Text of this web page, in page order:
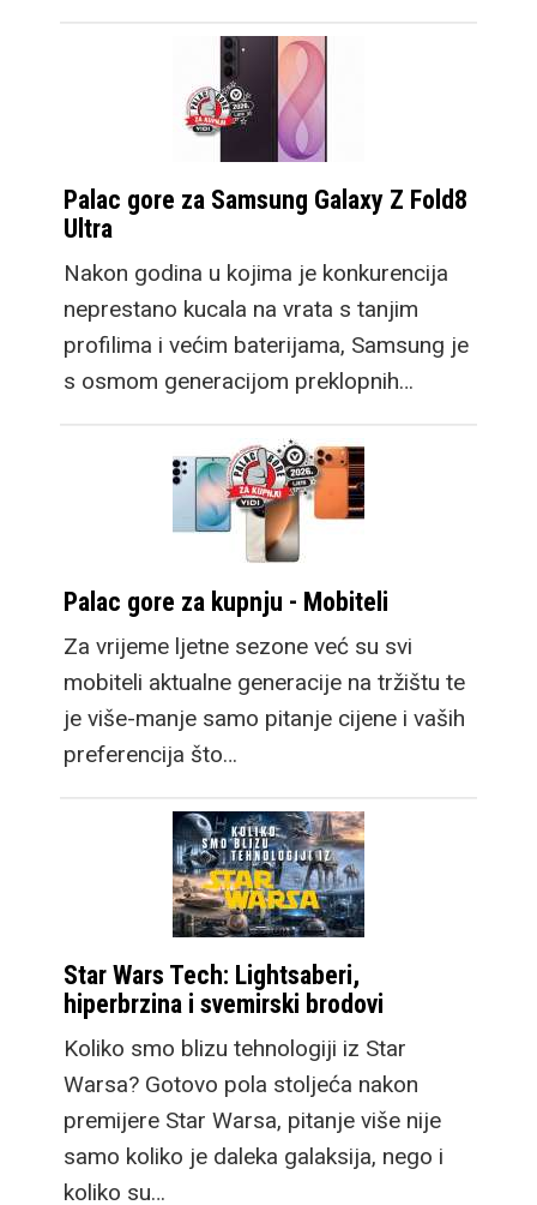
Palac gore za Samsung Galaxy Z Fold8
Ultra
Nakon godina u kojima je konkurencija
neprestano kucala na vrata s tanjim
profilima i većim baterijama, Samsung je
s osmom generacijom preklopnih…
Palac gore za kupnju - Mobiteli
Za vrijeme ljetne sezone već su svi
mobiteli aktualne generacije na tržištu te
je više-manje samo pitanje cijene i vaših
preferencija što…
Star Wars Tech: Lightsaberi,
hiperbrzina i svemirski brodovi
Koliko smo blizu tehnologiji iz Star
Warsa? Gotovo pola stoljeća nakon
premijere Star Warsa, pitanje više nije
samo koliko je daleka galaksija, nego i
koliko su…